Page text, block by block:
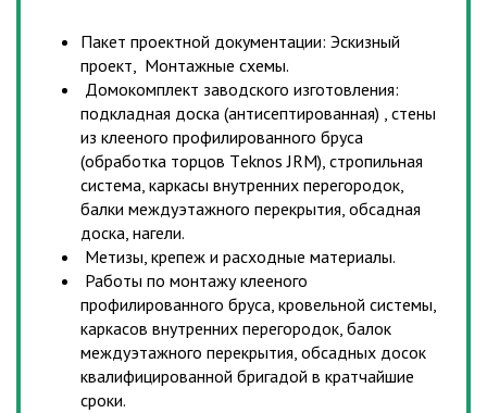
Пакет проектной документации: Эскизный
проект, Монтажные схемы.
Домокомплект заводского изготовления:
подкладная доска (антисептированная) , стены
из клееного профилированного бруса
(обработка торцов Тeknos JRM), стропильная
система, каркасы внутренних перегородок,
балки междуэтажного перекрытия, обсадная
доска, нагели.
Метизы, крепеж и расходные материалы.
Работы по монтажу клееного
профилированного бруса, кровельной системы,
каркасов внутренних перегородок, балок
междуэтажного перекрытия, обсадных досок
квалифицированной бригадой в кратчайшие
сроки.